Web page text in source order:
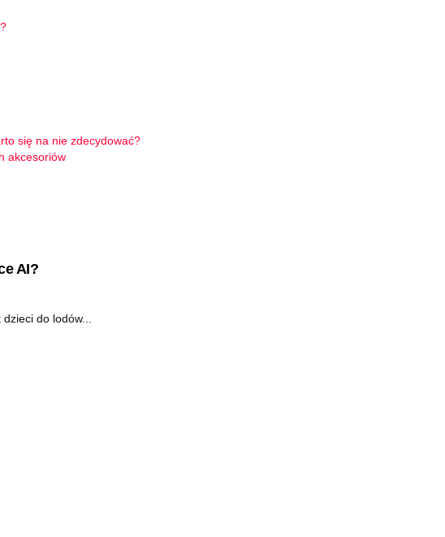
się na nie zdecydować?
akcesoriów
AI?
do lodów...